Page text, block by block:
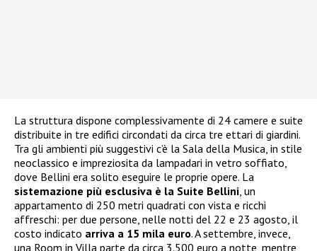
La struttura dispone complessivamente di 24 camere e suite
distribuite in tre edifici circondati da circa tre ettari di giardini.
Tra gli ambienti più suggestivi c’è la Sala della Musica, in stile
neoclassico e impreziosita da lampadari in vetro soffiato,
dove Bellini era solito eseguire le proprie opere. La
sistemazione più esclusiva è la Suite Bellini, un
appartamento di 250 metri quadrati con vista e ricchi
affreschi: per due persone, nelle notti del 22 e 23 agosto, il
costo indicato arriva a 15 mila euro. A settembre, invece,
una Room in Villa parte da circa 3.500 euro a notte, mentre